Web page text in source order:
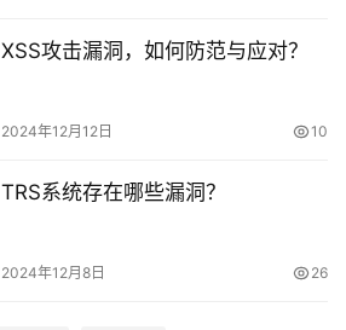
XSS攻击漏洞，如何防范与应对？
2024年12月12日 10
TRS系统存在哪些漏洞？
2024年12月8日 26